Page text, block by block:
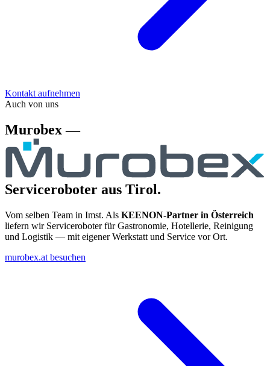
Kontakt aufnehmen
Auch von uns
Murobex —
Serviceroboter aus Tirol.
Vom selben Team in Imst. Als KEENON-Partner in Österreich
liefern wir Serviceroboter für Gastronomie, Hotellerie, Reinigung
und Logistik — mit eigener Werkstatt und Service vor Ort.
murobex.at besuchen